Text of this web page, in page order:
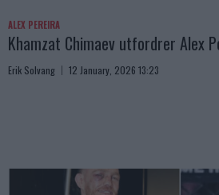
ALEX PEREIRA
Khamzat Chimaev utfordrer Alex
Erik Solvang 12 January, 2026 13:23